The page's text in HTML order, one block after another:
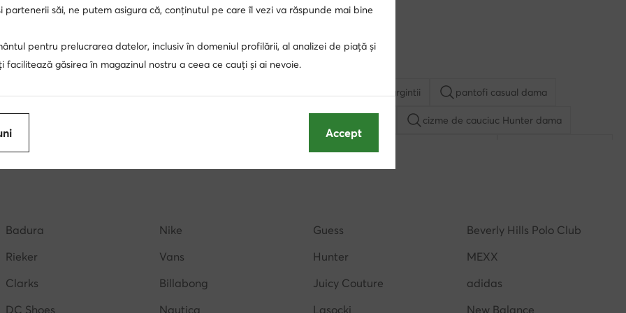
sandale argintii pantofi casual dama
cizme de cauciuc Hunter dama
Badura Nike Guess
Beverly Hills Polo Club
Rieker Vans Hunter
MEXX
Clarks Billabong Juicy Couture
adidas
DC Shoes Nautica Lasocki New Balance
partenerii săi, ne putem asigura că, conținutul pe care îl vezi va răspunde mai bine
pentru prelucrarea datelor, inclusiv în domeniul profilării, al analizei de piață și
facilitează găsirea în magazinul nostru a ceea ce cauți și ai nevoie.
Accept